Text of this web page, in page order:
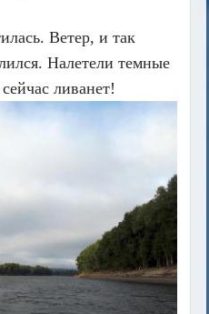
Ветер, и так
Налетели темные
ливанет!